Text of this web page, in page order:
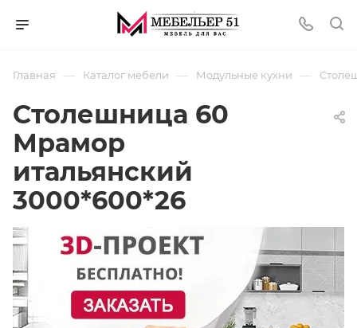
Главная — Каталог мебели — Модульные кухни —
Столешница 60
Мрамор
итальянский
3000*600*26